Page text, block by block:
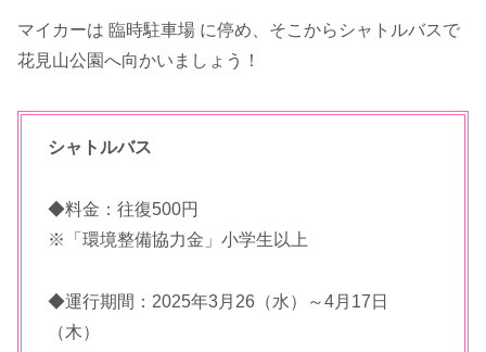
マイカーは 臨時駐車場 に停め、そこからシャトルバスで
花見山公園へ向かいましょう！
シャトルバス
◆料金：往復500円
※「環境整備協力金」小学生以上
◆運行期間：2025年3月26（水）～4月17日
（木）